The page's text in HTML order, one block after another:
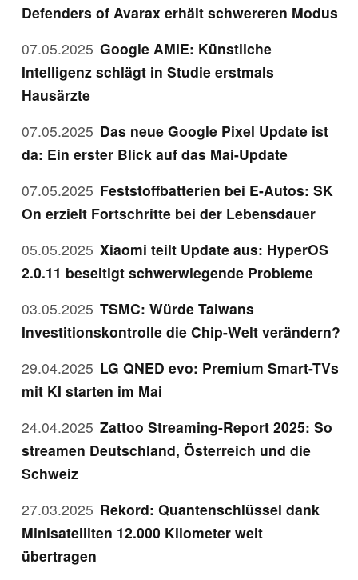
Defenders of Avarax erhält schwereren Modus
07.05.2025 Google AMIE: Künstliche
Intelligenz schlägt in Studie erstmals
Hausärzte
07.05.2025 Das neue Google Pixel Update ist
da: Ein erster Blick auf das Mai-Update
07.05.2025 Feststoffbatterien bei E-Autos: SK
On erzielt Fortschritte bei der Lebensdauer
05.05.2025 Xiaomi teilt Update aus: HyperOS
2.0.11 beseitigt schwerwiegende Probleme
03.05.2025 TSMC: Würde Taiwans
Investitionskontrolle die Chip-Welt verändern?
29.04.2025 LG QNED evo: Premium Smart-TVs
mit KI starten im Mai
24.04.2025 Zattoo Streaming-Report 2025: So
streamen Deutschland, Österreich und die
Schweiz
27.03.2025 Rekord: Quantenschlüssel dank
Minisatelliten 12.000 Kilometer weit
übertragen